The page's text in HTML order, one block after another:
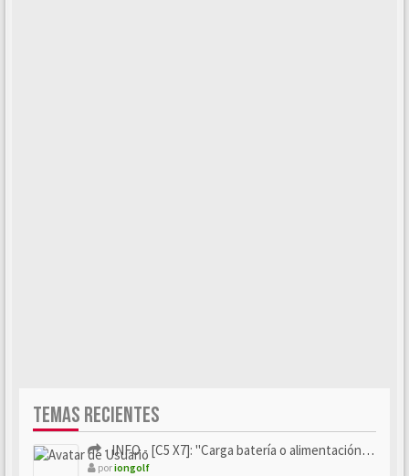
TEMAS RECIENTES
- INFO - [C5 X7]: "Carga batería o alimentación eléctri...
poriongolf